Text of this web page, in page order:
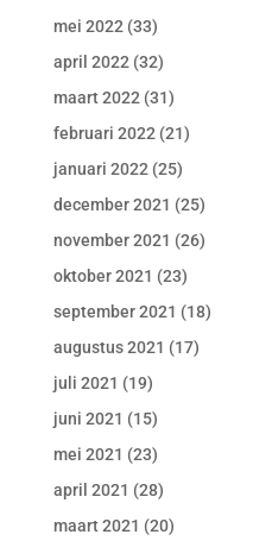
mei 2022 (33)
april 2022 (32)
maart 2022 (31)
februari 2022 (21)
januari 2022 (25)
december 2021 (25)
november 2021 (26)
oktober 2021 (23)
september 2021 (18)
augustus 2021 (17)
juli 2021 (19)
juni 2021 (15)
mei 2021 (23)
april 2021 (28)
maart 2021 (20)